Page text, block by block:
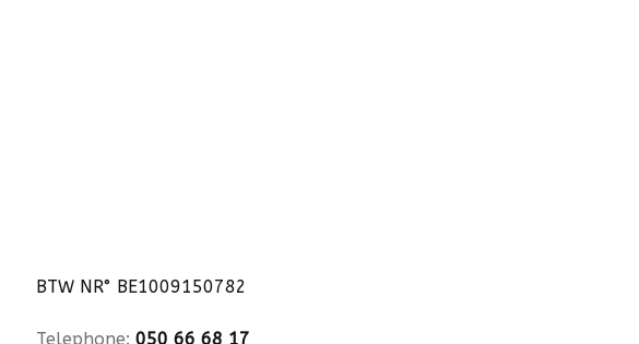
BTW NR° BE1009150782
Telephone: 050 66 68 17